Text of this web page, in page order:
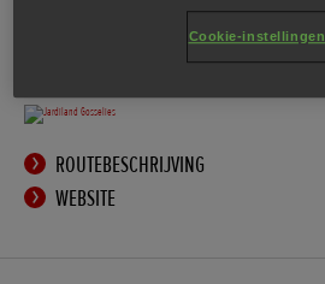
Chaussée de Fleurus 123,Gosselies,6041
ROUTEBESCHRIJVING
WEBSITE
Cookie-instellingen